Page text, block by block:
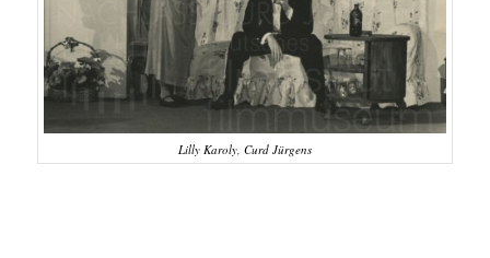
Lilly Karoly, Curd Jürgens